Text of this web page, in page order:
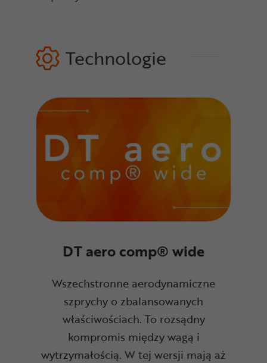
Technologie
DT aero comp® wide
Wszechstronne aerodynamiczne
szprychy o zbalansowanych
właściwościach. To rozsądny
kompromis między wagą i
wytrzymałością. W tej wersji mają aż